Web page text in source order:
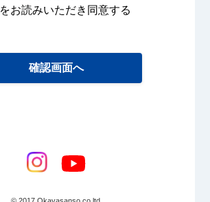
をお読みいただき同意する